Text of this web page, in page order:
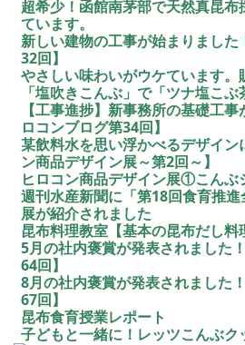
超希少！函館南茅部で天然真昆
ています。
新しい建物の工事が始まりまし
32回】
やさしい味わいがウケています。
「塩吹きこんぶ」で「ツナ塩こぶ
【工事進捗】新事務所の基礎工
ロコンブログ第34回】
某飲料水を思い浮かべるデザイン
ン商品デザイン展～第2回～】
ヒロコン商品デザイン展①こんぶ
週刊水産新聞に「第18回食育推
展が紹介されました
昆布料理教室【基本の昆布だし料
5月の社内褒賞が発表されました
64回】
8月の社内褒賞が発表されました
67回】
昆布食育授業レポート
子どもと一緒に！レッツこんぶク